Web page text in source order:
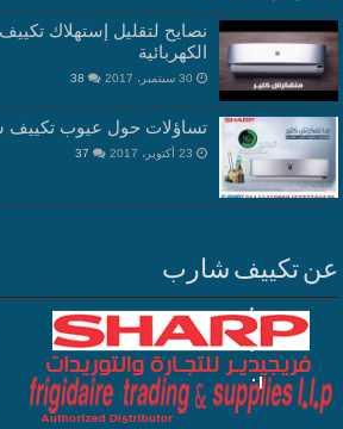
نصايح لتقليل إستهلاك
الكهربائية
30 سبتمبر، 2017 38
تساؤلات حول عيوب تكييف
23 أكتوبر، 2017 37
عن تكييف شارب